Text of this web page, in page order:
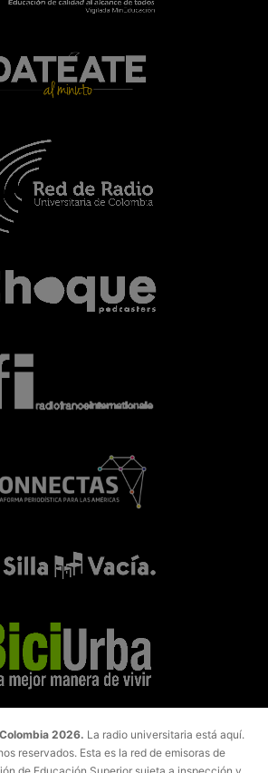
2026. La radio universitaria está aquí.
reservados. Esta es la red de emisoras de